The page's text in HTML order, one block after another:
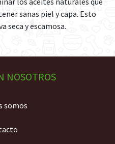
sanas piel y capa. Esto
seca y escamosa.
NOSOTROS
somos